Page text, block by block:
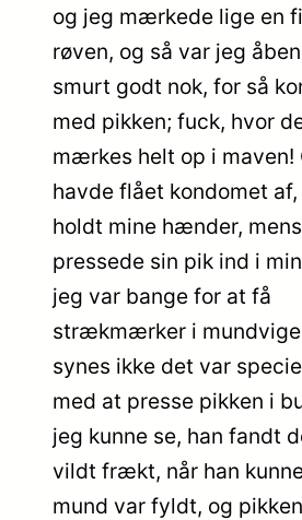
og jeg mærkede lige en
røven, og så var jeg
smurt godt nok, for så
med pikken; fuck, hvor
mærkes helt op i maven!
havde flået kondomet af,
holdt mine hænder,
pressede sin pik ind i
jeg var bange for at få
strækmærker i
synes ikke det var
med at presse pikken i
jeg kunne se, han fandt
vildt frækt, når han
mund var fyldt, og